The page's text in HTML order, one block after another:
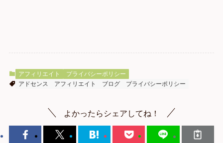
アフィリエイト
プライバシーポリシー
アドセンス
アフィリエイト ブログ プライバシーポリシー
よかったらシェアしてね！